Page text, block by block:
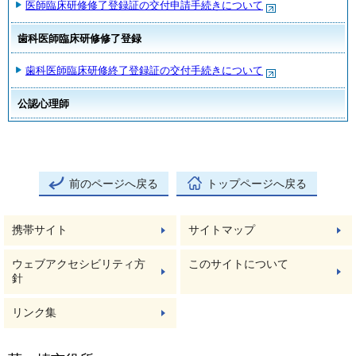
医師臨床研修修了登録証の交付申請手続きについて
歯科医師臨床研修修了登録
歯科医師臨床研修終了登録証の交付手続きについて
公認心理師
前のページへ戻る トップページへ戻る
携帯サイト サイトマップ
ウェブアクセシビリティ方
針
このサイトについて
リンク集